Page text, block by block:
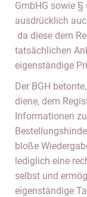
GmbHG sowie §
ausdrücklich
da diese dem
tatsächlichen
eigenständige
Der BGH
diene, dem
Informationen
bloße
lediglich eine
selbst und
eigenständige